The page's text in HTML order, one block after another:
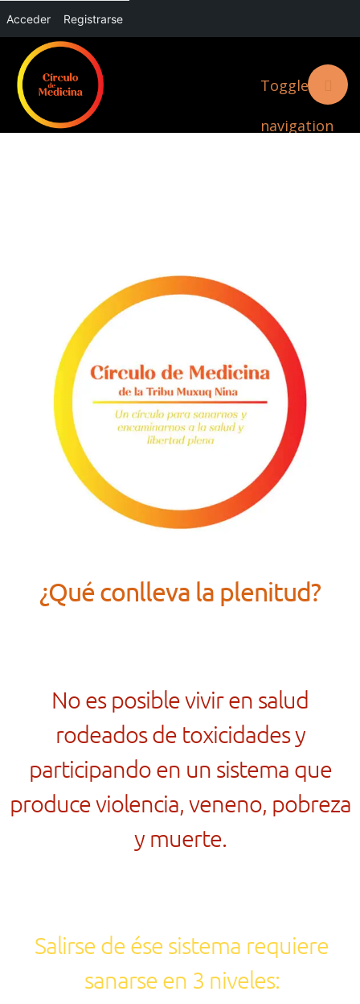
Acceder Registrarse
Toggle
navigation
¿Qué conlleva la plenitud?
No es posible vivir en salud
rodeados de toxicidades y
participando en un sistema que
produce violencia, veneno, pobreza
y muerte.
Salirse de ése sistema requiere
sanarse en 3 niveles: